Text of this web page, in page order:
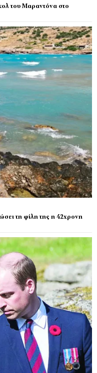
του Μαραντόνα στο
τη φίλη της η 42χρονη